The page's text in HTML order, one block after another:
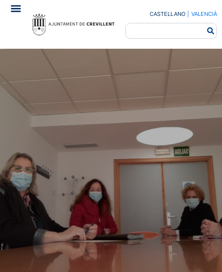
CASTELLANO VALENCIÀ